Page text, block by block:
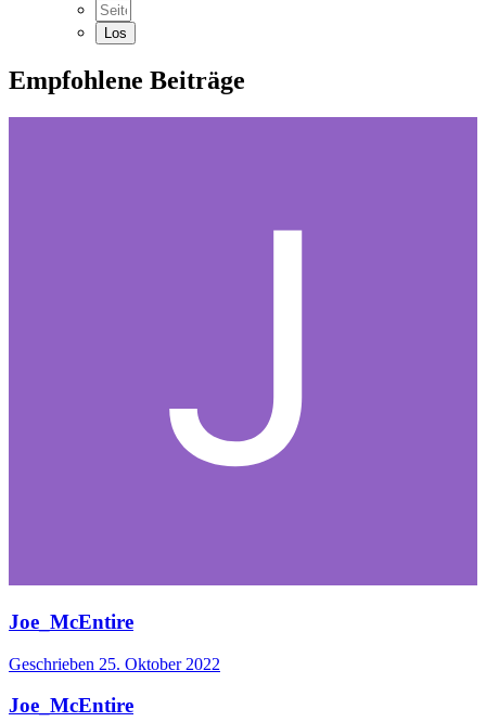
Empfohlene Beiträge
Joe_McEntire
Geschrieben 25. Oktober 2022
Joe_McEntire